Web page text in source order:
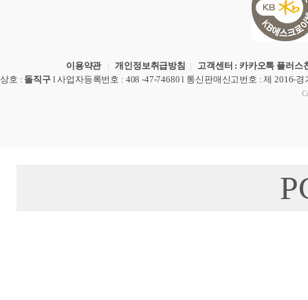
이용약관 |개인정보취급방침 | 고객센터 : 카카오톡 플러스
상호 : 돌직구 l사업자등록번호 : 408 -47-74680 l 통신판매신고번호 : 제 2016-